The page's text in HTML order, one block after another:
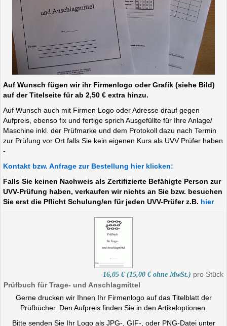
Auf Wunsch fügen wir ihr Firmenlogo oder Grafik (siehe Bild)
auf der Titelseite für ab 2,50 € extra hinzu.
Auf Wunsch auch mit Firmen Logo oder Adresse drauf gegen
Aufpreis, ebenso fix und fertige sprich Ausgefüllte für Ihre Anlage/
Maschine inkl. der Prüfmarke und dem Protokoll dazu nach Termin
zur Prüfung vor Ort falls Sie kein eigenen Kurs als UVV Prüfer haben
-
Kontakt bzw. Anfrage zur Bestellung hier klicken:
Falls Sie keinen Nachweis als Zertifizierte Befähigte Person zur
UVV-Prüfung haben, verkaufen wir nichts an Sie bzw. besuchen
Sie erst die Pflicht Schulung/en für jeden UVV-Prüfer z.B. hier
16,05 € (15,00 € ohne MwSt.) pro Stück
Prüfbuch für Trage- und Anschlagmittel
Gerne drucken wir Ihnen Ihr Firmenlogo auf das Titelblatt der
Prüfbücher. Den Aufpreis finden Sie in den Artikeloptionen.
Bitte senden Sie Ihr Logo als JPG-, GIF-, oder PNG-Datei unter